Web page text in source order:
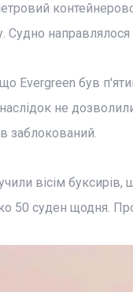
Судно
Evergreen був
не
заблокований.
вісім
50 суден щодня.